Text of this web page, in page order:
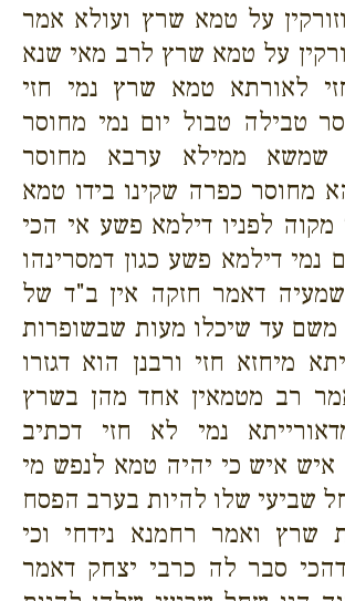
על טמא שרץ ועולא אמר
על טמא שרץ לרב מאי שנא
לאורתא טמא שרץ נמי חזי
טבילה טבול יום נמי מחוסר
ממילא ערבא מחוסר
מחוסר כפרה שקינו בידו טמא
לפניו דילמא פשע אי הכי
נמי דילמא פשע כגון דמסרינהו
דאמר חזקה אין ב"ד של
משם עד שיכלו מעות שבשופרות
מיחזא חזי ורבנן הוא דגזרו
רב מטמאין אחד מהן בשרץ
נמי לא חזי דכתיב
איש כי יהיה טמא לנפש מי
שביעי שלו להיות בערב הפסח
שרץ ואמר רחמנא נידחי וכי
סבר לה כרבי יצחק דאמר